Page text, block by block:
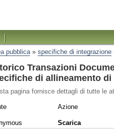
pubblica» specifiche di integrazione
Transazioni
di allineamento
pagina fornisce dettagli di tutte le
Azione
Scarica